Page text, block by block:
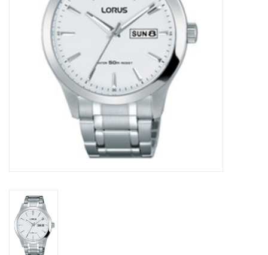
Cadeaukaarten